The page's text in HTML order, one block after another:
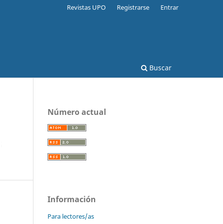
Buscar
Revistas UPO Registrarse Entrar
Número actual
Información
Para lectores/as